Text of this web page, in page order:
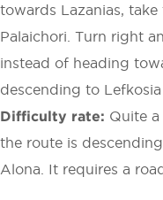
towards Lazanias,
Palaichori. Turn right
instead of heading
descending to Lefkosia
Difficulty rate: Quite
the route is
Alona. It requires a